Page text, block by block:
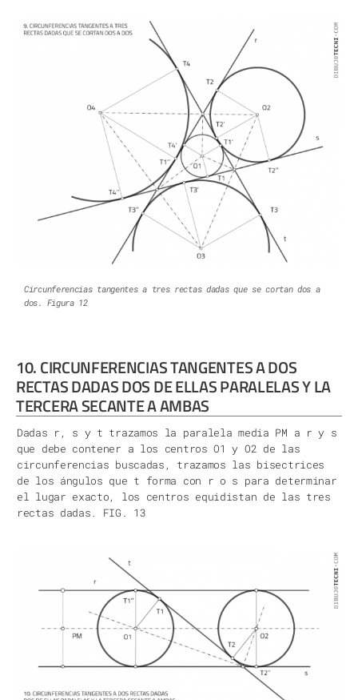
Circunferencias tangentes a tres rectas dadas que se cortan dos a
dos. Figura 12
10. CIRCUNFERENCIAS TANGENTES A DOS
RECTAS DADAS DOS DE ELLAS PARALELAS Y LA
TERCERA SECANTE A AMBAS
Dadas r, s y t trazamos la paralela media PM a r y s
que debe contener a los centros O1 y O2 de las
circunferencias buscadas, trazamos las bisectrices
de los ángulos que t forma con r o s para determinar
el lugar exacto, los centros equidistan de las tres
rectas dadas. FIG. 13